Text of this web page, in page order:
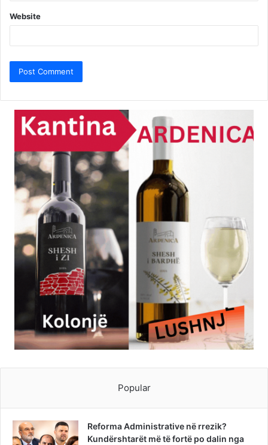
Website
Popular
Reforma Administrative në rrezik?
Kundërshtarët më të fortë po dalin nga